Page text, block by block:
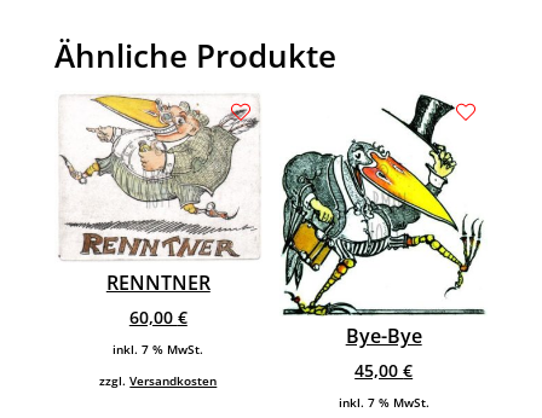
Ähnliche Produkte
RENNTNER
60,00 €
inkl. 7 % MwSt.
zzgl.Versandkosten
Bye-Bye
45,00€
inkl. 7 % MwSt.